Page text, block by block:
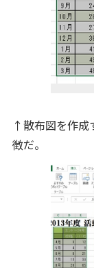
↑散布図を作成
徴だ。